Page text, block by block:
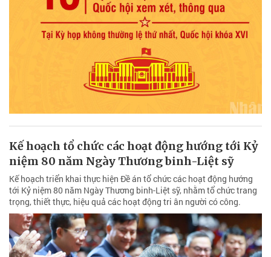
Kế hoạch tổ chức các hoạt động hướng tới Kỷ
niệm 80 năm Ngày Thương binh-Liệt sỹ
Kế hoạch triển khai thực hiện Đề án tổ chức các hoạt động hướng
tới Kỷ niệm 80 năm Ngày Thương binh-Liệt sỹ, nhằm tổ chức trang
trọng, thiết thực, hiệu quả các hoạt động tri ân người có công.